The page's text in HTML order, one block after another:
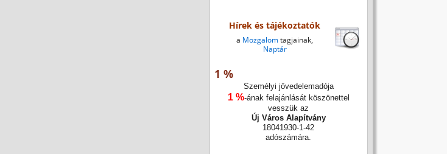
Hírek és tájékoztatók
a Mozgalomtagjainak,
Naptár
1 %
Személyi jövedelemadója
1 %-ának felajánlását köszönettel
vesszük az
Új Város Alapítvány
18041930-1-42
adószámára.